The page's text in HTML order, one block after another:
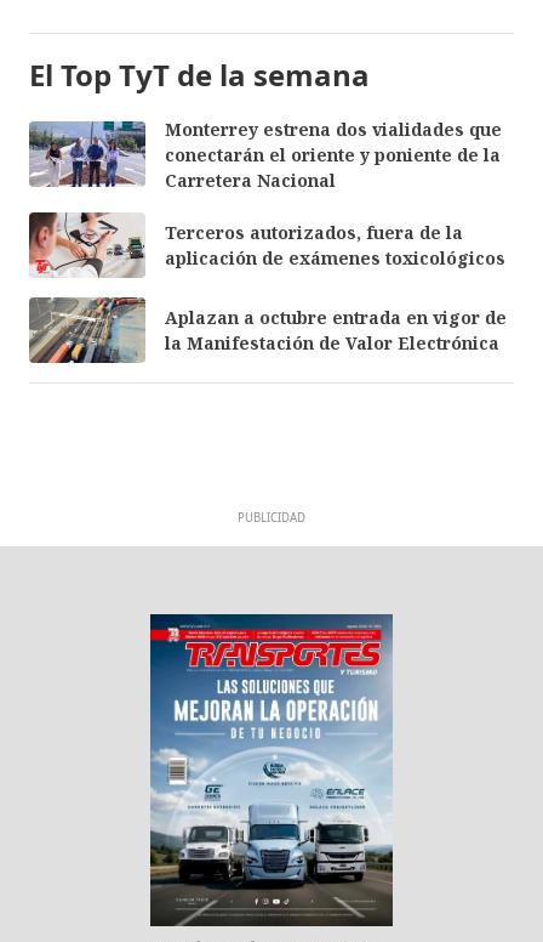
El Top TyT de la semana
Monterrey estrena dos vialidades que
conectarán el oriente y poniente de la
Carretera Nacional
Terceros autorizados, fuera de la
aplicación de exámenes toxicológicos
Aplazan a octubre entrada en vigor de
la Manifestación de Valor Electrónica
PUBLICIDAD